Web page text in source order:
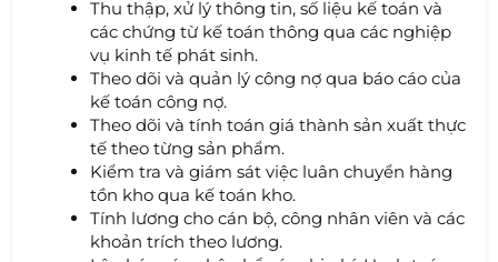
Thu thập, xử lý thông tin, số liệu kế toán và
các chứng từ kế toán thông qua các nghiệp
vụ kinh tế phát sinh.
Theo dõi và quản lý công nợ qua báo cáo của
kế toán công nợ.
Theo dõi và tính toán giá thành sản xuất thực
tế theo từng sản phẩm.
Kiểm tra và giám sát việc luân chuyển hàng
tồn kho qua kế toán kho.
Tính lương cho cán bộ, công nhân viên và các
khoản trích theo lương.